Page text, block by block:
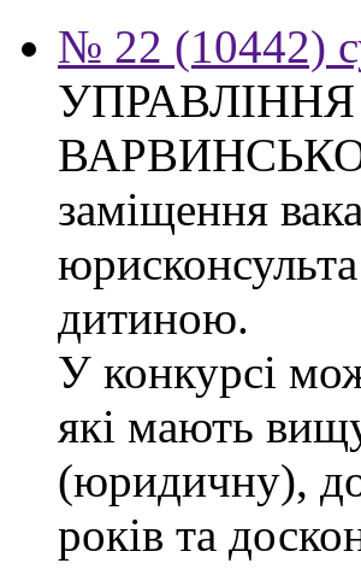
№ 22 (10442)
заміщення
дитиною.
У конкурсі
які мають
(юридичну),
років та